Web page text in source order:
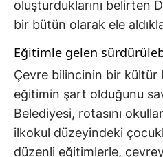
oluşturduklarını belirten
bir bütün olarak ele
Eğitimle gelen
Çevre bilincinin bir kültür
eğitimin şart olduğunu
Belediyesi, rotasını
ilkokul düzeyindeki
düzenli eğitimlerle,